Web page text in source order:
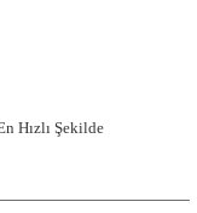
Hızlı Şekilde